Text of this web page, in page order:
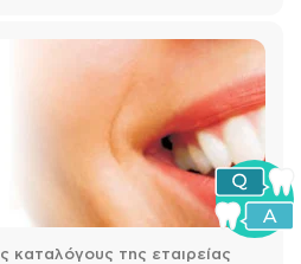
καταλόγους της εταιρείας